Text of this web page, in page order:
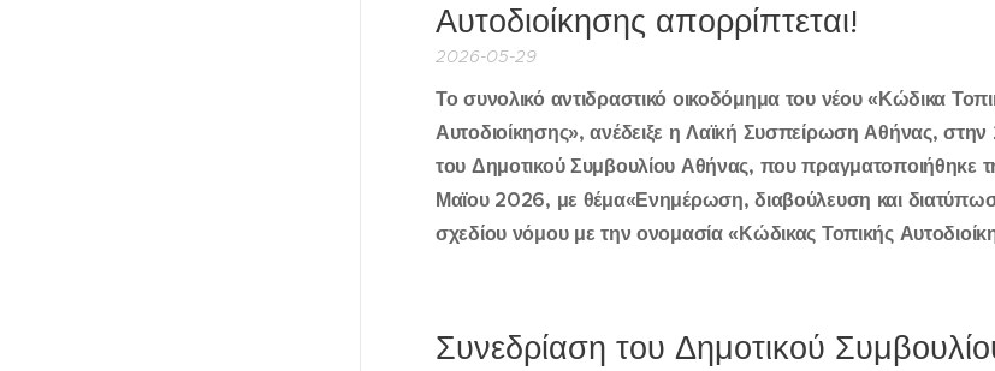
Αυτοδιοίκησης απορρίπτεται!
2026-05-29
Το συνολικό αντιδραστικό οικοδόμημα του νέου «Κώδικα
Αυτοδιοίκησης»,ανέδειξε η Λαϊκή Συσπείρωση Αθήνας,στην
του Δημοτικού Συμβουλίου Αθήνας, που πραγματοποιήθηκε
Μαϊου 2026, με θέμα«Ενημέρωση, διαβούλευση και
σχεδίου νόμου με την ονομασία «Κώδικας Τοπικής
Συνεδρίαση του Δημοτικού